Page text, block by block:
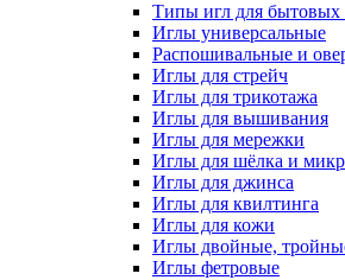
Типы игл для
Иглы универсальные
Распошивальные и
Иглы для стрейч
Иглы для трикотажа
Иглы для вышивания
Иглы для мережки
Иглы для шёлка и
Иглы для джинса
Иглы для квилтинга
Иглы для кожи
Иглы двойные,
Иглы фетровые